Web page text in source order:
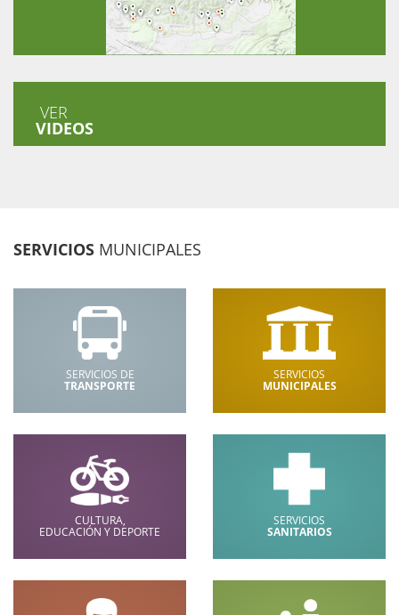
VER
VIDEOS
SERVICIOS MUNICIPALES
SERVICIOS DE
TRANSPORTE
SERVICIOS
MUNICIPALES
CULTURA,
EDUCACIÓN Y DEPORTE
SERVICIOS
SANITARIOS